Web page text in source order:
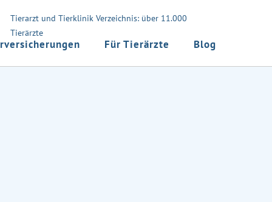
Tierarzt und Tierklinik Verzeichnis: über 11.000
Tierärzte
Für Tierärzte Blog